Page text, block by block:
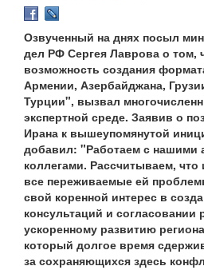
Озвученный на днях посыл
дел РФ Сергея Лаврова о том,
возможность создания
Армении, Азербайджана,
Турции", вызвал
экспертной среде. Заявив о
Ирана к вышеупомянутой
добавил: "Работаем с нашими
коллегами. Рассчитываем, что
все переживаемые ей
свой коренной интерес в
консультаций и согласовании
ускоренному развитию
который долгое время
за сохраняющихся здесь